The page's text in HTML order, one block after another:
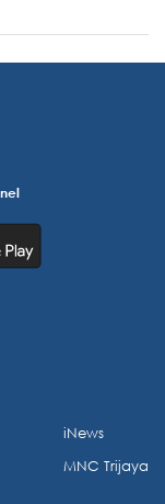
iNews
MNC Trijaya